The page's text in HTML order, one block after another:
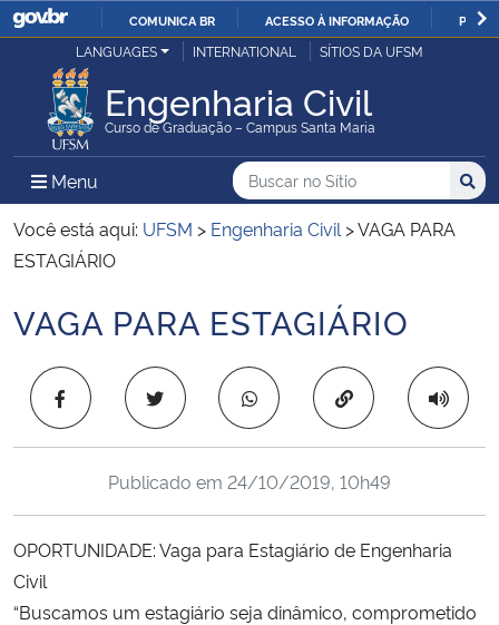
IR
O
COMUNICA BR ACESSO À INFORMAÇÃO
Ministério da Justiça e Segurança Pública
Ministério da Defesa
Ministério das Relações Exteriores
Ministério da Infraestrutura
Ministério da Agricultura, Pecuária e Abastecimento
Ministério da Cidadania
Ministério da Saúde
LANGUAGES INTERNATIONAL SÍTIOS DA UFSM
Engenharia Civil
Curso de Graduação – Campus Santa Maria
Menu Menu Principal do Sítio
Busca
Buscar no no Sítio
Busca:
Você está aqui: UFSM > Engenharia Civil >VAGA PARA
ESTAGIÁRIO
Início do conteúdo
VAGA PARA ESTAGIÁRIO
Copiar para área
Publicado em 24/10/2019, 10h49
OPORTUNIDADE: Vaga para Estagiário de Engenharia
Civil
“Buscamos um estagiário seja dinâmico, comprometido